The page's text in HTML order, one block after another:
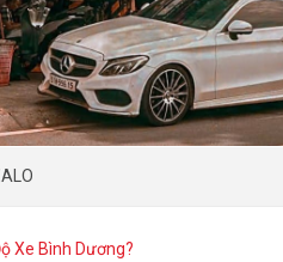
Xe Bình Dương?